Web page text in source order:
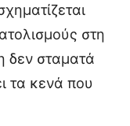
στη
δεν σταματά
τα κενά που